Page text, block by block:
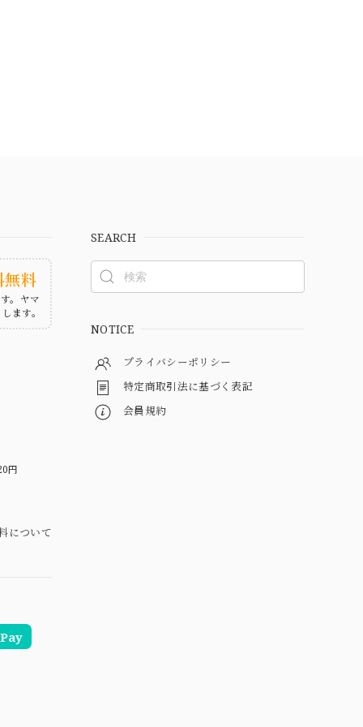
無料
。ヤマ
ます。
円
について
SEARCH
NOTICE
プライバシーポリシー
特定商取引法に基づく表記
会員規約